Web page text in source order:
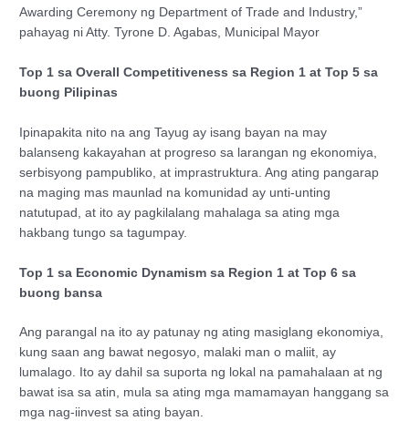
Awarding Ceremony ng Department of Trade and Industry,”
pahayag ni Atty. Tyrone D. Agabas, Municipal Mayor
Top 1 sa Overall Competitiveness sa Region 1 at Top 5 sa
buong Pilipinas
Ipinapakita nito na ang Tayug ay isang bayan na may
balanseng kakayahan at progreso sa larangan ng ekonomiya,
serbisyong pampubliko, at imprastruktura. Ang ating pangarap
na maging mas maunlad na komunidad ay unti-unting
natutupad, at ito ay pagkilalang mahalaga sa ating mga
hakbang tungo sa tagumpay.
Top 1 sa Economic Dynamism sa Region 1 at Top 6 sa
buong bansa
Ang parangal na ito ay patunay ng ating masiglang ekonomiya,
kung saan ang bawat negosyo, malaki man o maliit, ay
lumalago. Ito ay dahil sa suporta ng lokal na pamahalaan at ng
bawat isa sa atin, mula sa ating mga mamamayan hanggang sa
mga nag-iinvest sa ating bayan.